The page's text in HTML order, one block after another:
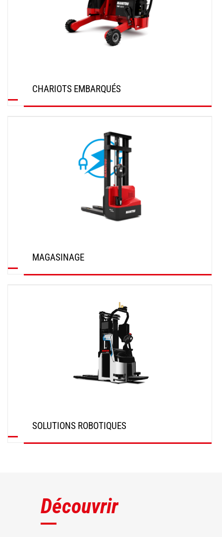
CHARIOTS EMBARQUÉS
MAGASINAGE
SOLUTIONS ROBOTIQUES
Découvrir